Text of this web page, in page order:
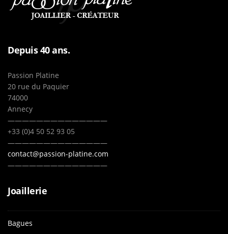
Depuis 40 ans.
Passion Platine
20 rue du Paquier
74000
Annecy
——————————————
+33 (0)4 50 52 93 05
——————————————
contact@passion-platine.com
——————————————
Joaillerie
Bagues